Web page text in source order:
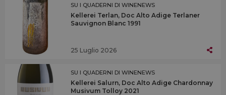
SU I QUADERNI DI WINENEWS
Kellerei Terlan, Doc Alto Adige Terlaner
Sauvignon Blanc 1991
25 Luglio 2026
SU I QUADERNI DI WINENEWS
Kellerei Salurn, Doc Alto Adige Chardonnay
Musivum Tolloy 2021